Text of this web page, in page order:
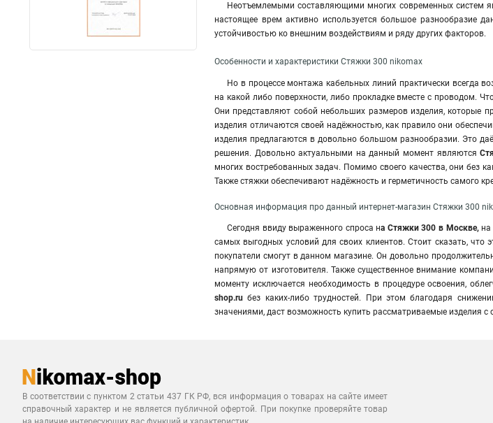
Неотъемлемыми составляющими многих современных систем
настоящее врем активно используется большое разнообразие
устойчивостью ко внешним воздействиям и ряду других факторов.
Особенности и характеристики Стяжки 300 nikomax
Но в процессе монтажа кабельных линий практически всегда
на какой либо поверхности, либо прокладке вместе с проводом.
Они представляют собой небольших размеров изделия, которые
изделия отличаются своей надёжностью, как правило они
изделия предлагаются в довольно большом разнообразии. Это
решения. Довольно актуальными на данный момент являются
многих востребованных задач. Помимо своего качества, они без
Также стяжки обеспечивают надёжность и герметичность самого
Основная информация про данный интернет-магазин Стяжки 300
Сегодня ввиду выраженного спроса на Стяжки 300 в Москве, на
самых выгодных условий для своих клиентов. Стоит сказать,
покупатели смогут в данном магазине. Он довольно
напрямую от изготовителя. Также существенное внимание
моменту исключается необходимость в процедуре освоения,
shop.ru без каких-либо трудностей. При этом благодаря
значениями, даст возможность купить рассматриваемые изделия
В соответствии с пунктом 2 статьи 437 ГК РФ, вся информация о товарах на сайте имеет
справочный характер и не является публичной офертой. При покупке проверяйте товар